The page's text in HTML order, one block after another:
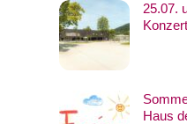
25.07.
Haus